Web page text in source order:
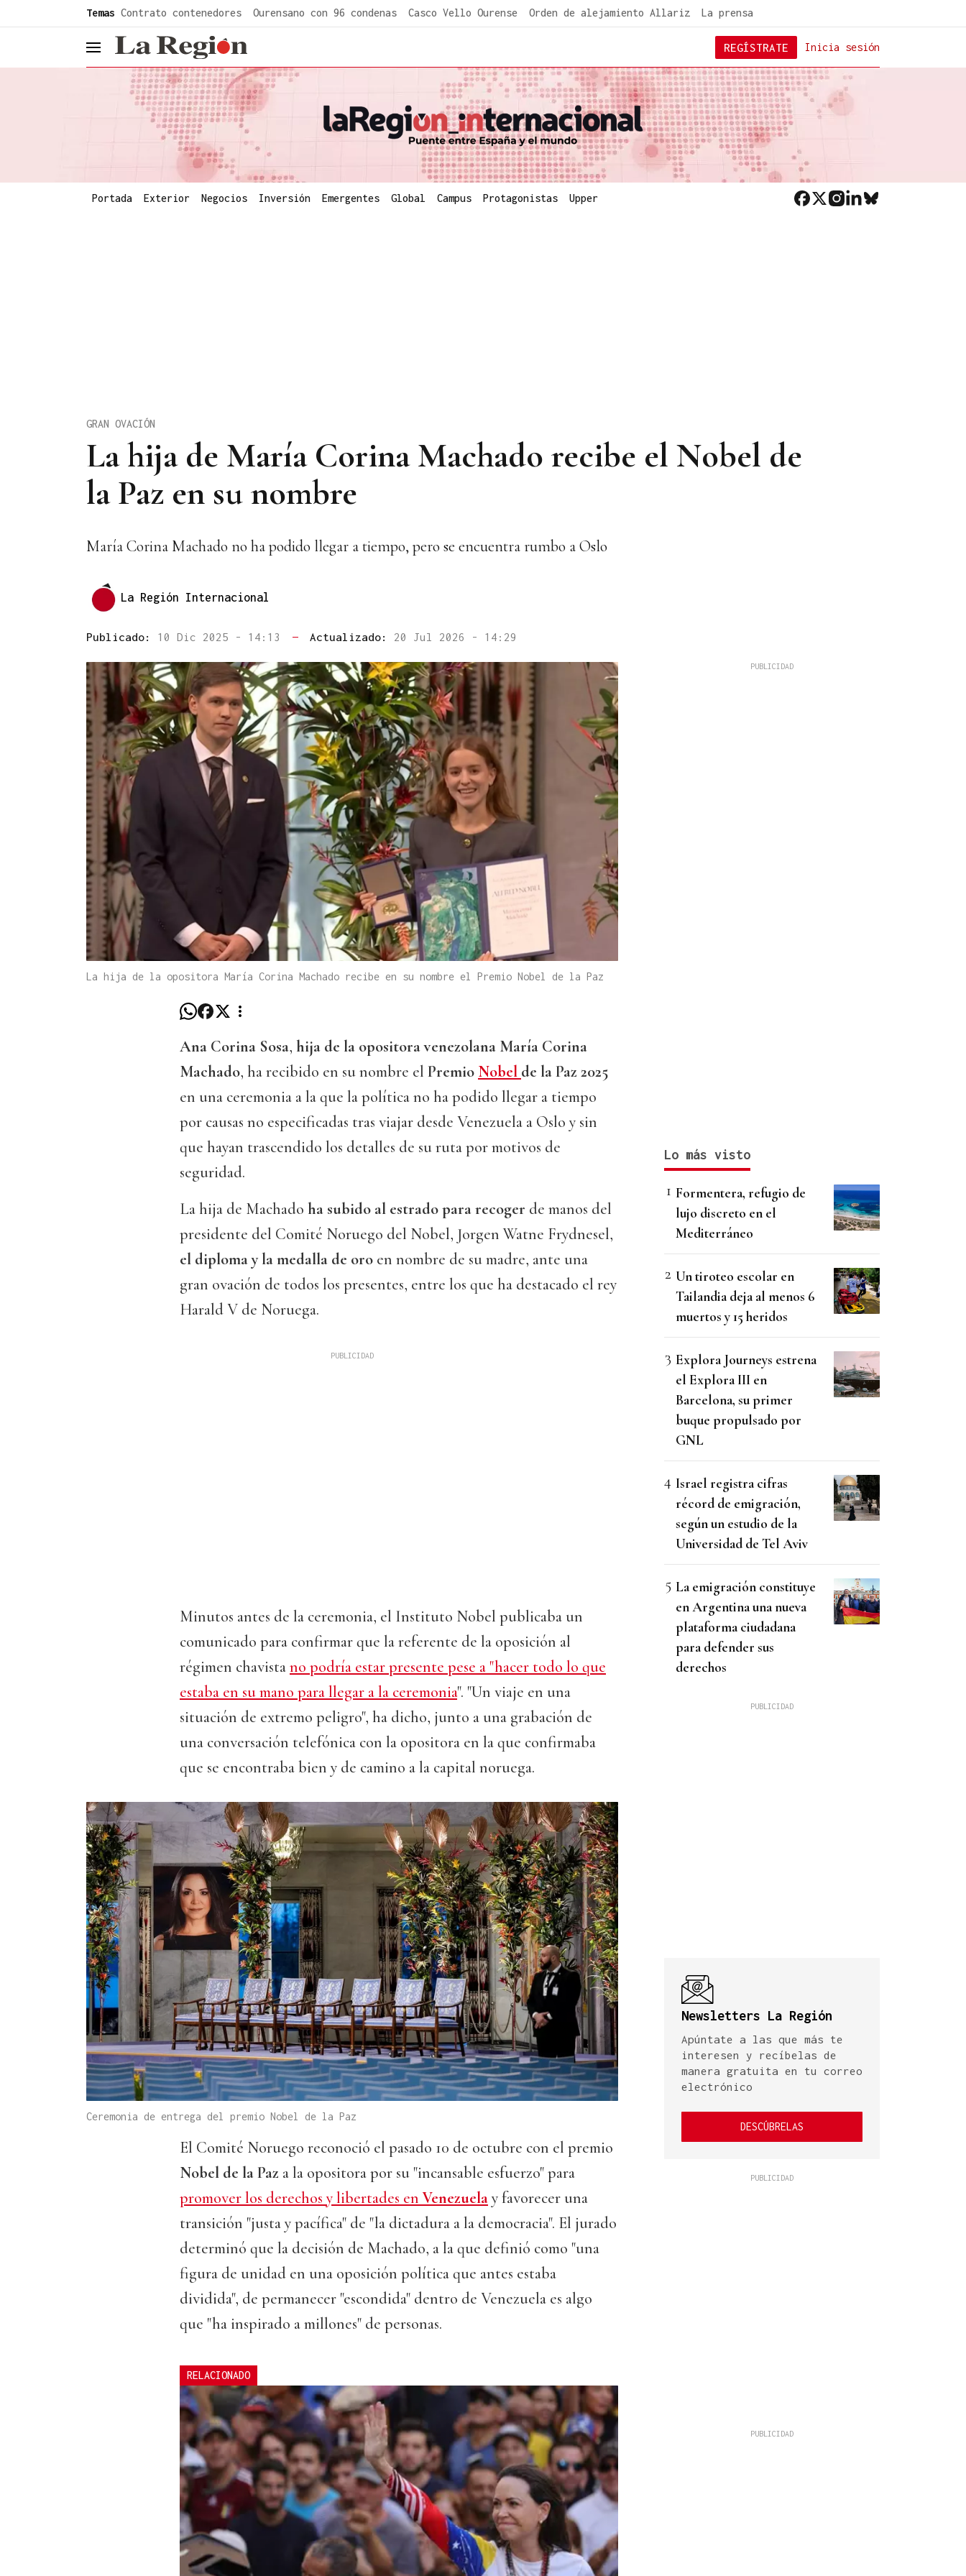
Temas Contrato contenedores Ourensano con 96 condenas Casco Vello Ourense Orden de alejamiento Allariz La prensa
header.menu.open Inicia sesión
REGÍSTRATE
Portada Exterior Negocios Inversión Emergentes Global Campus Protagonistas Upper
La hija de María Corina Machado recibe el Nobel de
la Paz en su nombre
GRAN OVACIÓN
María Corina Machado no ha podido llegar a tiempo, pero se encuentra rumbo a Oslo
La Región Internacional
Publicado: 10 Dic 2025 - 14:13 — Actualizado: 20 Jul 2026 - 14:29
La hija de la opositora María Corina Machado recibe en su nombre el Premio Nobel de la Paz
Ana Corina Sosa, hija de la opositora venezolana María Corina
Machado, ha recibido en su nombre el Premio Nobel de la Paz 2025
en una ceremonia a la que la política no ha podido llegar a tiempo
por causas no especificadas tras viajar desde Venezuela a Oslo y sin
que hayan trascendido los detalles de su ruta por motivos de
seguridad.
La hija de Machado ha subido al estrado para recoger de manos del
presidente del Comité Noruego del Nobel, Jorgen Watne Frydnesel,
el diploma y la medalla de oro en nombre de su madre, ante una
gran ovación de todos los presentes, entre los que ha destacado el rey
Harald V de Noruega.
Minutos antes de la ceremonia, el Instituto Nobel publicaba un
comunicado para confirmar que la referente de la oposición al
régimen chavistano podría estar presente pese a "hacer todo lo que
estaba en su mano para llegar a la ceremonia". "Un viaje en una
situación de extremo peligro", ha dicho, junto a una grabación de
una conversación telefónica con la opositora en la que confirmaba
que se encontraba bien y de camino a la capital noruega.
Ceremonia de entrega del premio Nobel de la Paz
El Comité Noruego reconoció el pasado 10 de octubre con el premio
Nobel de la Paz a la opositora por su "incansable esfuerzo" para
promover los derechos y libertades enVenezuelay favorecer una
transición "justa y pacífica" de "la dictadura a la democracia". El jurado
determinó que la decisión de Machado, a la que definió como "una
figura de unidad en una oposición política que antes estaba
dividida", de permanecer "escondida" dentro de Venezuela es algo
que "ha inspirado a millones" de personas.
RELACIONADO
Lo más visto
Formentera, refugio de
lujo discreto en el
Mediterráneo
Un tiroteo escolar en
Tailandia deja al menos 6
muertos y 15 heridos
Explora Journeys estrena
el Explora III en
Barcelona, su primer
buque propulsado por
GNL
Israel registra cifras
récord de emigración,
según un estudio de la
Universidad de Tel Aviv
La emigración constituye
en Argentina una nueva
plataforma ciudadana
para defender sus
derechos
Newsletters La Región
Apúntate a las que más te
interesen y recíbelas de
manera gratuita en tu correo
electrónico
DESCÚBRELAS